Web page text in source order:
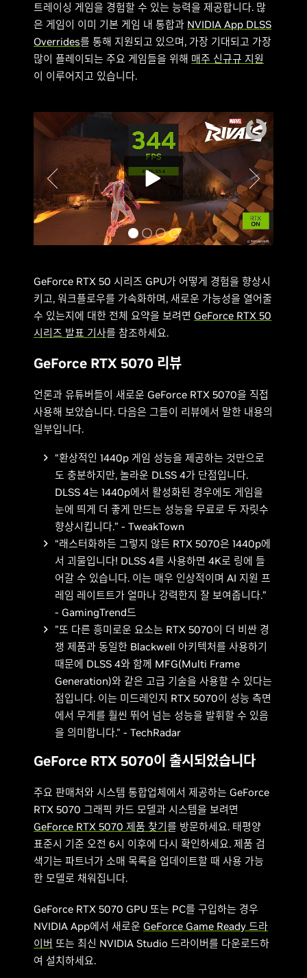
트레이싱 게임을 경험할 수 있는 능력을 제공합니다. 많
은 게임이 이미 기본 게임 내 통합과 NVIDIA App DLSS
Overrides를 통해 지원되고 있으며, 가장 기대되고 가장
많이 플레이되는 주요 게임들을 위해 매주 신규규 지원
이 이루어지고 있습니다.
GeForce RTX 50 시리즈 GPU가 어떻게 경험을 향상시
키고, 워크플로우를 가속화하며, 새로운 가능성을 열어줄
수 있는지에 대한 전체 요약을 보려면 GeForce RTX 50
시리즈 발표 기사를 참조하세요.
GeForce RTX 5070 리뷰
언론과 유튜버들이 새로운 GeForce RTX 5070을 직접
사용해 보았습니다. 다음은 그들이 리뷰에서 말한 내용의
일부입니다.
“환상적인 1440p 게임 성능을 제공하는 것만으로
도 충분하지만, 놀라운 DLSS 4가 단점입니다.
DLSS 4는 1440p에서 활성화된 경우에도 게임을
눈에 띄게 더 좋게 만드는 성능을 무료로 두 자릿수
향상시킵니다.” - TweakTown
“래스터화하든 그렇지 않든 RTX 5070은 1440p에
서 괴물입니다! DLSS 4를 사용하면 4K로 링에 들
어갈 수 있습니다. 이는 매우 인상적이며 AI 지원 프
레임 레이트트가 얼마나 강력한지 잘 보여줍니다.”
- GamingTrend드
"또 다른 흥미로운 요소는 RTX 5070이 더 비싼 경
쟁 제품과 동일한 Blackwell 아키텍처를 사용하기
때문에 DLSS 4와 함께 MFG(Multi Frame
Generation)와 같은 고급 기술을 사용할 수 있다는
점입니다. 이는 미드레인지 RTX 5070이 성능 측면
에서 무게를 훨씬 뛰어 넘는 성능을 발휘할 수 있음
을 의미합니다." - TechRadar
GeForce RTX 5070이 출시되었습니다
주요 판매처와 시스템 통합업체에서 제공하는 GeForce
RTX 5070 그래픽 카드 모델과 시스템을 보려면
GeForce RTX 5070 제품 찾기를 방문하세요. 태평양
표준시 기준 오전 6시 이후에 다시 확인하세요. 제품 검
색기는 파트너가 소매 목록을 업데이트할 때 사용 가능
한 모델로 채워집니다.
GeForce RTX 5070 GPU 또는 PC를 구입하는 경우
NVIDIA App에서 새로운 GeForce Game Ready 드라
이버 또는 최신 NVIDIA Studio 드라이버를 다운로드하
여 설치하세요.